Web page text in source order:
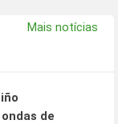
Mais notícias
de